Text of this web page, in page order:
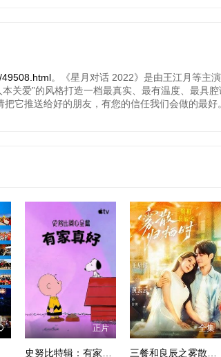
49508.html。《星月对话 2022》是由王江月等主
关爱”的风格打造一档最真实、最有温度、最具
它推送给好的朋友，有您的信任我们会做的最好
正片
史努比特辑：有家真好
全集
三餐和良辰之雾散归栖时